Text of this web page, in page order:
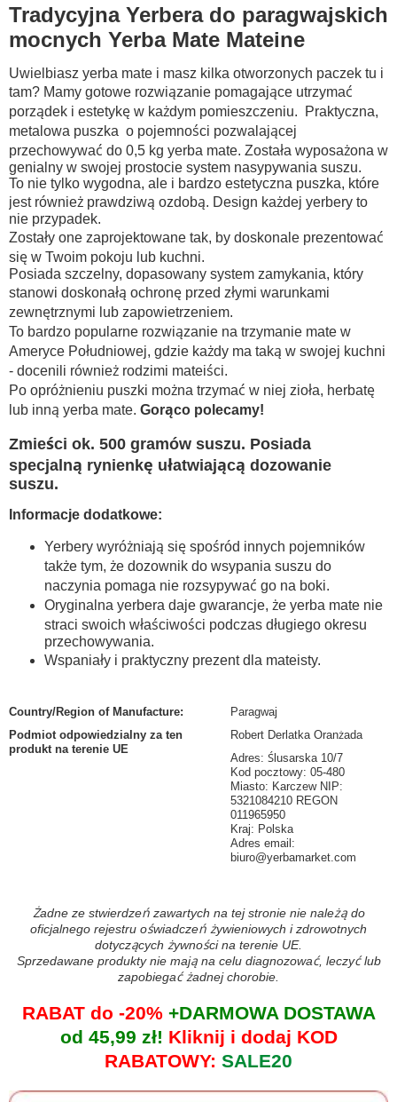
Tradycyjna Yerbera do paragwajskich
mocnych Yerba Mate Mateine
Uwielbiasz yerba mate i masz kilka otworzonych paczek tu i
tam? Mamy gotowe rozwiązanie pomagające utrzymać
porządek i estetykę w każdym pomieszczeniu. Praktyczna,
metalowa puszka o pojemności pozwalającej
przechowywać do 0,5 kg yerba mate. Została wyposażona w
genialny w swojej prostocie system nasypywania suszu.
To nie tylko wygodna, ale i bardzo estetyczna puszka, które
jest również prawdziwą ozdobą. Design każdej yerbery to
nie przypadek.
Zostały one zaprojektowane tak, by doskonale prezentować
się w Twoim pokoju lub kuchni.
Posiada szczelny, dopasowany system zamykania, który
stanowi doskonałą ochronę przed złymi warunkami
zewnętrznymi lub zapowietrzeniem.
To bardzo popularne rozwiązanie na trzymanie mate w
Ameryce Południowej, gdzie każdy ma taką w swojej kuchni
- docenili również rodzimi mateiści.
Po opróżnieniu puszki można trzymać w niej zioła, herbatę
lub inną yerba mate. Gorąco polecamy!
Zmieści ok. 500 gramów suszu. Posiada
specjalną rynienkę ułatwiającą dozowanie
suszu.
Informacje dodatkowe:
Yerbery wyróżniają się spośród innych pojemników
także tym, że dozownik do wsypania suszu do
naczynia pomaga nie rozsypywać go na boki.
Oryginalna yerbera daje gwarancje, że yerba mate nie
straci swoich właściwości podczas długiego okresu
przechowywania.
Wspaniały i praktyczny prezent dla mateisty.
Country/Region of Manufacture:
Paragwaj
Podmiot odpowiedzialny za ten
produkt na terenie UE
Robert Derlatka Oranżada
Adres: Ślusarska 10/7
Kod pocztowy: 05-480
Miasto: Karczew NIP:
5321084210 REGON
011965950
Kraj: Polska
Adres email:
biuro@yerbamarket.com
Żadne ze stwierdzeń zawartych na tej stronie nie należą do
oficjalnego rejestru oświadczeń żywieniowych i zdrowotnych
dotyczących żywności na terenie UE.
Sprzedawane produkty nie mają na celu diagnozować, leczyć lub
zapobiegać żadnej chorobie.
RABAT do -20%+DARMOWA DOSTAWA
od 45,99 zł! Kliknij i dodaj KOD
RABATOWY: SALE20